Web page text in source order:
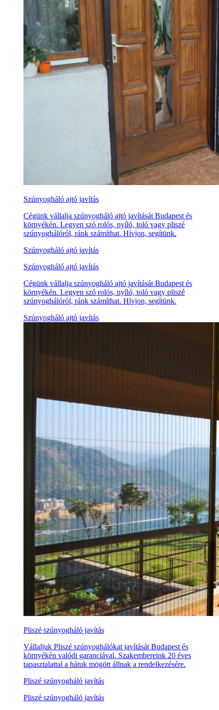
Szúnyogháló ajtó javítás
Cégünk vállalja szúnyogháló ajtó javítását Budapest és
környékén. Legyen szó rolós, nyíló, toló vagy pliszé
szúnyoghálóról, ránk számíthat. Hívjon, segítünk.
Szúnyogháló ajtó javítás
Szúnyogháló ajtó javítás
Cégünk vállalja szúnyogháló ajtó javítását Budapest és
környékén. Legyen szó rolós, nyíló, toló vagy pliszé
szúnyoghálóról, ránk számíthat. Hívjon, segítünk.
Szúnyogháló ajtó javítás
Pliszé szúnyogháló javítás
Vállaljuk Pliszé szúnyoghálókat javítását Budapest és
környékén valódi garanciával. Szakembereink 20 éves
tapasztalattal a hátuk mögött állnak a rendelkezésére.
Pliszé szúnyogháló javítás
Pliszé szúnyogháló javítás